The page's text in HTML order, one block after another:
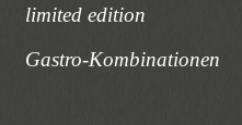
limited edition
Gastro-Kombinationen